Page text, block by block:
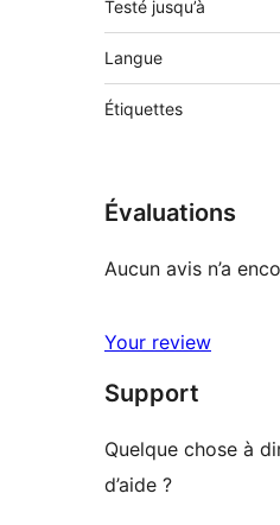
Testé jusqu’à
Langue
Étiquettes
Évaluations
Aucun avis n’a
Your review
Support
Quelque chose à
d’aide ?